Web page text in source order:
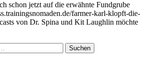
schon jetzt auf die erwähnte Fundgrube
farmer-karl-klopft-die-
von Dr. Spina und Kit Laughlin möchte